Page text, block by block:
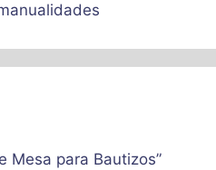
Mesa para Bautizos”